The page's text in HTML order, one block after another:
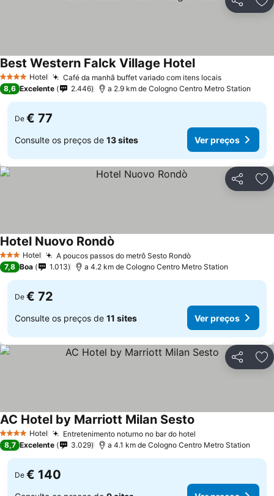
Partilhar
4 EstrelasHotel Café da manhã buffet variado com itens locaisVer preços
Best Western Falck Village HotelVer preços
8,6 Excelente 2.446 a 2.9 km de Cologno Centro Metro Station
De € 77
Consulte os preços de 13 sites Ver preços
Partilhar
3 EstrelasHotel A poucos passos do metrô Sesto RondòVer preços
Hotel Nuovo Rondò
7,8 Boa 1.013 a 4.2 km de Cologno Centro Metro Station
De € 72
Consulte os preços de 11 sites Ver preços
Partilhar
4 EstrelasHotel Entretenimento noturno no bar do hotel
AC Hotel by Marriott Milan Sesto
8,7 Excelente 3.029 a 4.1 km de Cologno Centro Metro Station
De € 140